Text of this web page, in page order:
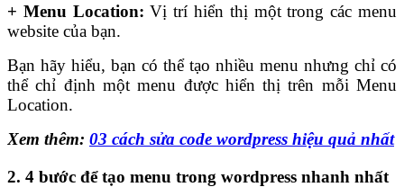
+ Menu Location:Vị trí hiển thị một trong các menu
website của bạn.
Bạn hãy hiểu, bạn có thể tạo nhiều menu nhưng chỉ có
thể chỉ định một menu được hiển thị trên mỗi Menu
Location.
Xem thêm: 03 cách sửa code wordpress hiệu quả nhất
2. 4 bước để tạo menu trong wordpress nhanh nhất